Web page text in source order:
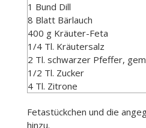
1 Bund Dill
8 Blatt Bärlauch
400 g Kräuter-Feta
1/4 Tl. Kräutersalz
2 Tl. schwarzer Pfeffer,
1/2 Tl. Zucker
4 Tl. Zitrone
Fetastückchen und die
hinzu.